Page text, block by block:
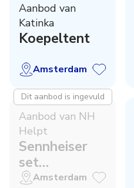
Aanbod van
Katinka
Koepeltent
Amsterdam
Dit aanbod is ingevuld
Aanbod van NH
Helpt
Sennheiser
set
aangeboden
Amsterdam